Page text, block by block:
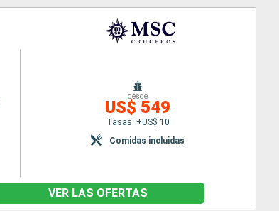
desde
US$ 549
Tasas: +US$ 10
Comidas incluidas
VER LAS OFERTAS